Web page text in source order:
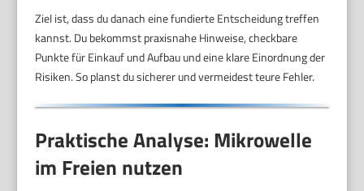
Ziel ist, dass du danach eine fundierte Entscheidung treffen
kannst. Du bekommst praxisnahe Hinweise, checkbare
Punkte für Einkauf und Aufbau und eine klare Einordnung der
Risiken. So planst du sicherer und vermeidest teure Fehler.
Praktische Analyse: Mikrowelle
im Freien nutzen